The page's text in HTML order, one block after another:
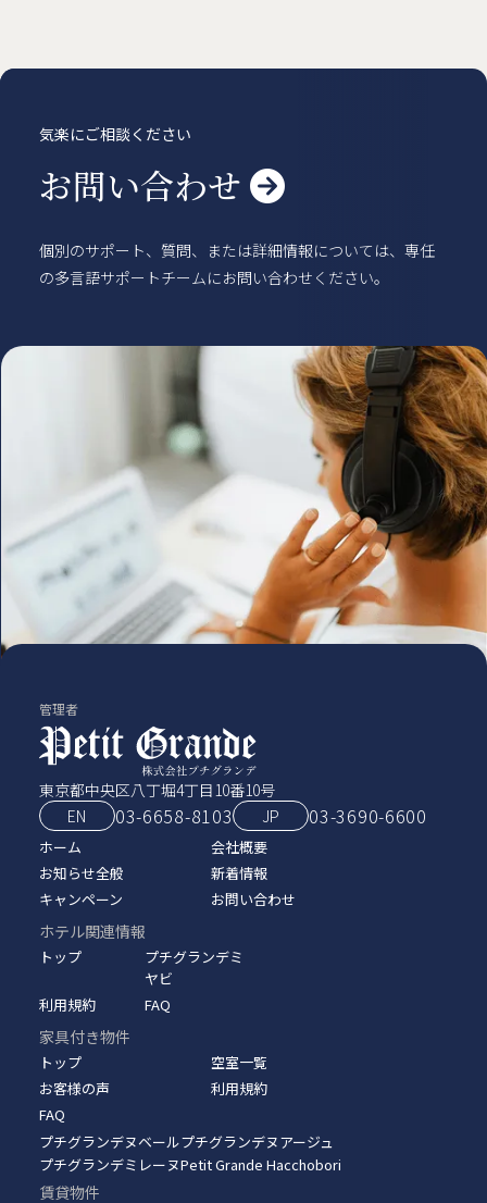
気楽にご相談ください
お問い合わせ 
個別のサポート、質問、または詳細情報については、専任
の多言語サポートチームにお問い合わせください。
管理者
東京都中央区八丁堀4丁目10番10号
EN
03-6658-8103 JP 03‑3690‑6600
ホーム
会社概要
お知らせ全般
新着情報
キャンペーン
お問い合わせ
ホテル関連情報
トップ
プチグランデミ
ヤビ
利用規約
FAQ
家具付き物件
トップ
空室一覧
お客様の声
利用規約
FAQ
プチグランデヌベールプチグランデヌアージュ
プチグランデミレーヌPetit Grande Hacchobori
賃貸物件